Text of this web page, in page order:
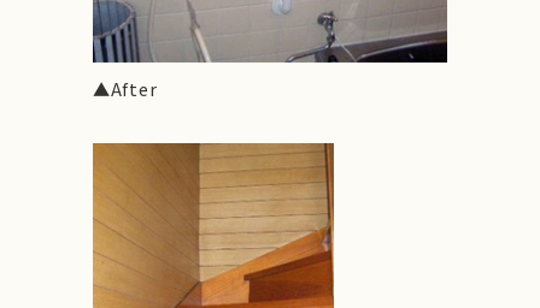
▲After